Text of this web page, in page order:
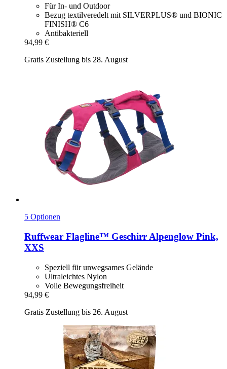
Für In- und Outdoor
Bezug textilveredelt mit SILVERPLUS® und BIONIC
FINISH® C6
Antibakteriell
94,99 €
Gratis Zustellung bis 28. August
5 Optionen
Ruffwear Flagline™ Geschirr Alpenglow Pink,
XXS
Speziell für unwegsames Gelände
Ultraleichtes Nylon
Volle Bewegungsfreiheit
94,99 €
Gratis Zustellung bis 26. August